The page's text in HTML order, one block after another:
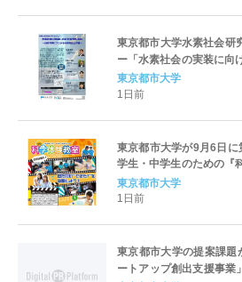
東京都市大学水素社会研
ー「水素社会の実装に向
つながる技術実証と評価
東京都市大学
1日前
東京都市大学が9月6日
学生・中学生のための『
役は君だ！君だけの“でき
東京都市大学
1日前
東京都市大学の提案課題
ートアップ創出支援事